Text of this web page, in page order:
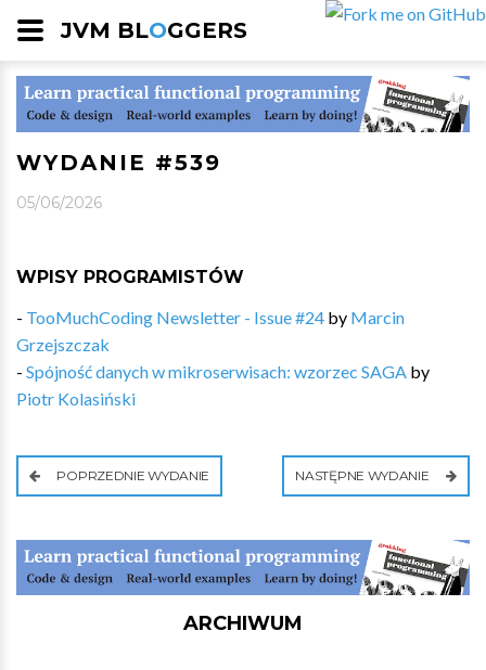
JVM BLOGGERS
WYDANIE #539
05/06/2026
WPISY PROGRAMISTÓW
- TooMuchCoding Newsletter - Issue #24 by Marcin
Grzejszczak
- Spójność danych w mikroserwisach: wzorzec SAGA by
Piotr Kolasiński
POPRZEDNIE WYDANIE NASTĘPNE WYDANIE
ARCHIWUM